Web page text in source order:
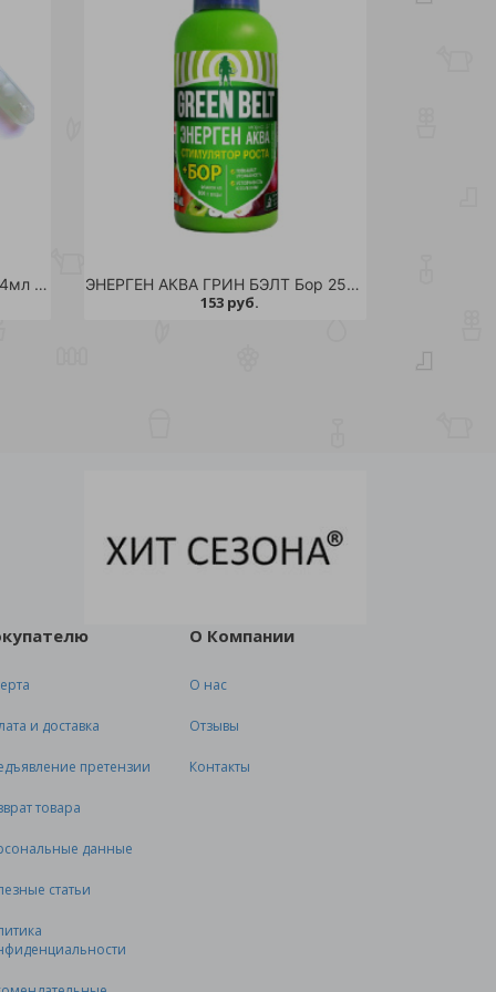
Гель укоренитель "Фитоклон" 4мл /1/50 ЭНЕРГЕН АКВА ГРИН БЭЛТ Бор 250мл /25
153 руб.
и доставка
претензии
товара
данные
статьи
О Компании
О нас
Отзывы
Контакты